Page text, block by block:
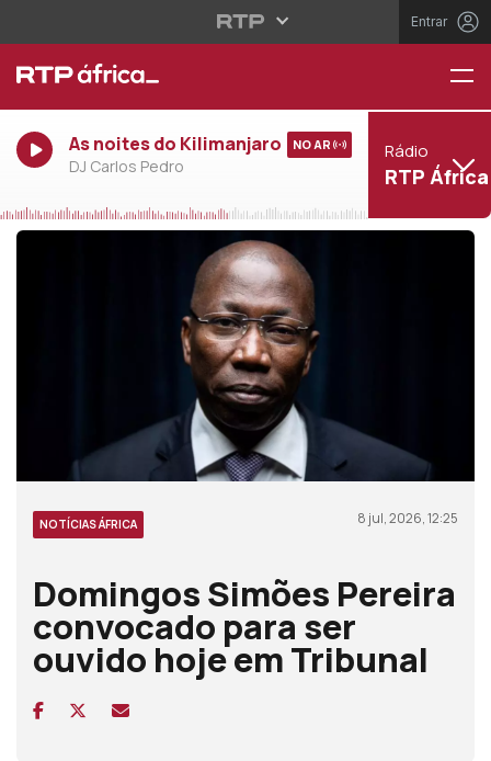
Entrar
As noites do Kilimanjaro
DJ Carlos Pedro
NO AR Rádio
RTP África
NOTÍCIAS ÁFRICA 8 jul, 2026, 12:25
Domingos Simões Pereira
convocado para ser
ouvido hoje em Tribunal